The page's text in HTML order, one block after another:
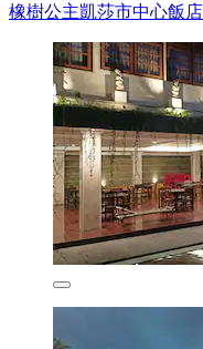
橡樹公主凱莎市中心飯店